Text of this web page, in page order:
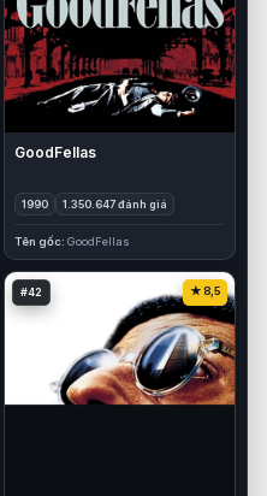
GoodFellas
1990 1.350.647 đánh giá
Tên gốc GoodFellas
#42 8,5